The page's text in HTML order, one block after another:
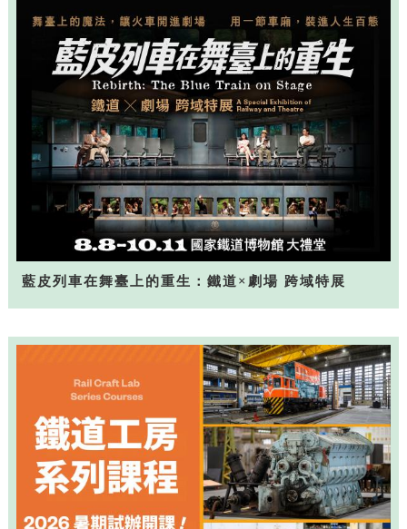
藍皮列車在舞臺上的重生：鐵道×劇場 跨域特展